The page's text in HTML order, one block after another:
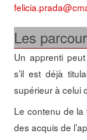
Les
Un apprenti
s’il est déjà
supérieur à celui
Le contenu de la
des acquis de